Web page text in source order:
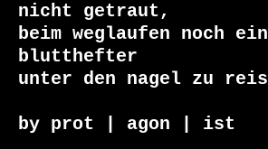
nicht getraut,
beim weglaufen noch
blutthefter
unter den nagel zu
by prot | agon | ist